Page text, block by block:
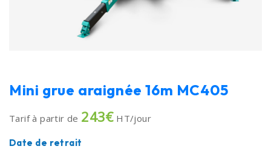
Mini grue araignée 16m MC405
Tarif à partir de 243€HT/jour
Date de retrait